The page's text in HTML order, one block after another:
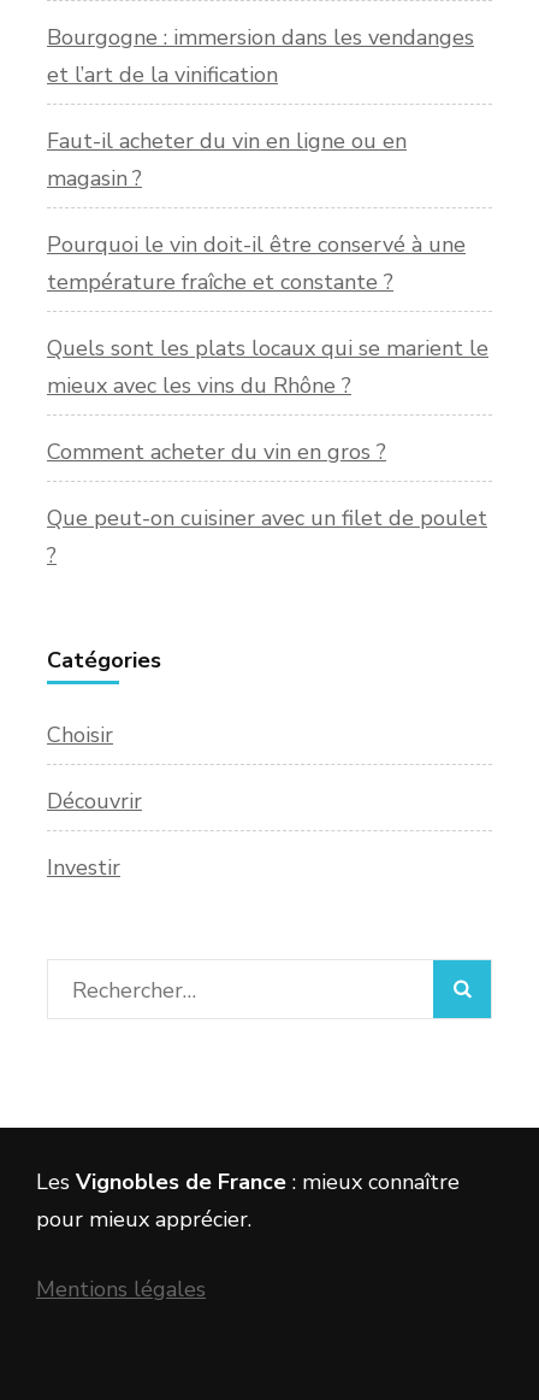
Bourgogne : immersion dans les vendanges
et l’art de la vinification
Faut-il acheter du vin en ligne ou en
magasin ?
Pourquoi le vin doit-il être conservé à une
température fraîche et constante ?
Quels sont les plats locaux qui se marient le
mieux avec les vins du Rhône ?
Comment acheter du vin en gros ?
Que peut-on cuisiner avec un filet de poulet
?
Catégories
Choisir
Découvrir
Investir
Rechercher :
Les Vignobles de France : mieux connaître
pour mieux apprécier.
Mentions légales